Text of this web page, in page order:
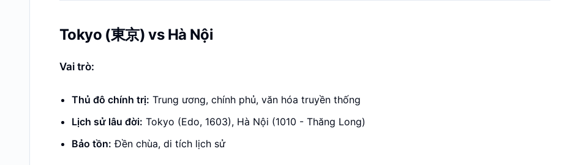
Tokyo (東京) vs Hà Nội
Vai trò:
Thủ đô chính trị: Trung ương, chính phủ, văn hóa truyền thống
Lịch sử lâu đời: Tokyo (Edo, 1603), Hà Nội (1010 - Thăng Long)
Bảo tồn: Đền chùa, di tích lịch sử